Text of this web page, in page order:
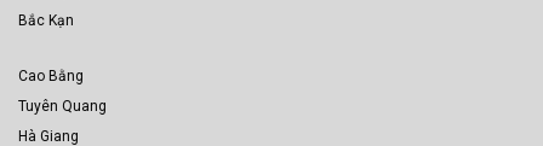
Bắc Kạn
Cao Bằng
Tuyên Quang
Hà Giang